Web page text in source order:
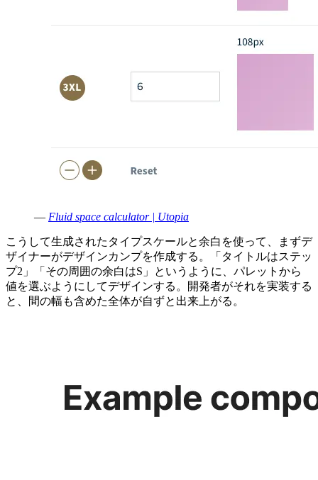
— Fluid space calculator | Utopia
こうして生成されたタイプスケールと余白を使って、まずデ
ザイナーがデザインカンプを作成する。「タイトルはステッ
プ2」「その周囲の余白はS」というように、パレットから
値を選ぶようにしてデザインする。開発者がそれを実装する
と、間の幅も含めた全体が自ずと出来上がる。